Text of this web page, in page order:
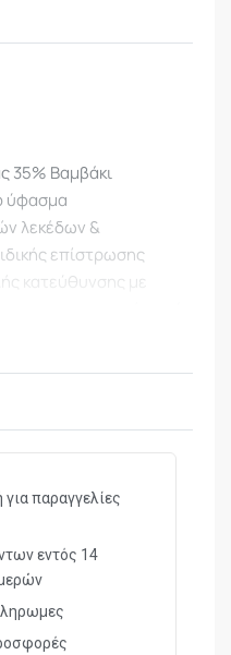
35% Βαμβάκι
ύφασμα
λεκέδων &
επίστρωσης
κατεύθυνσης με
διπλού τύπου
κλίση για
με χρατς
για να
παραγγελίες
εντός 14